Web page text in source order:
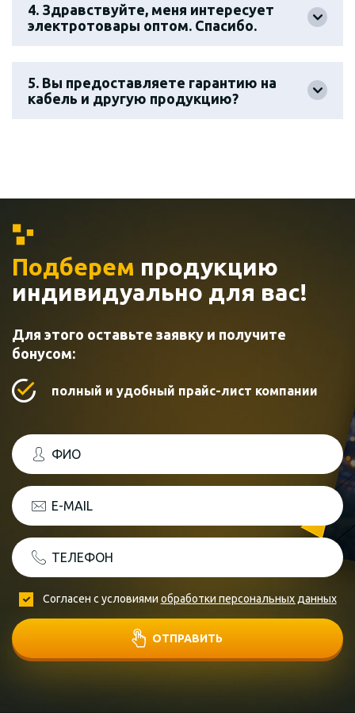
4. Здравствуйте, меня интересует
электротовары оптом. Спасибо.
5. Вы предоставляете гарантию на
кабель и другую продукцию?
Подберем продукцию
индивидуально для вас!
Для этого оставьте заявку и получите
бонусом:
полный и удобный прайс-лист компании
ФИО
E-MAIL
ТЕЛЕФОН
Согласен с условиями обработки персональных данных
ОТПРАВИТЬ